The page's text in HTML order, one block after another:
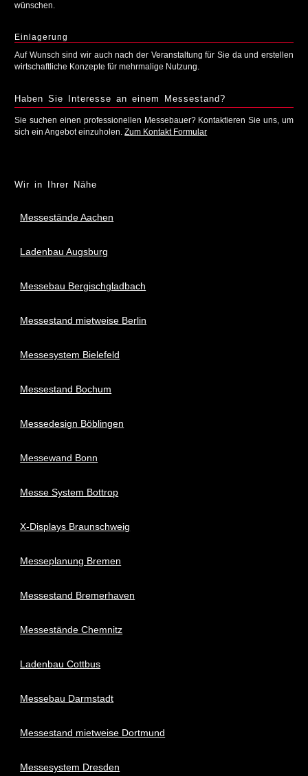
wünschen.
Einlagerung
Auf Wunsch sind wir auch nach der Veranstaltung für Sie da und erstellen
wirtschaftliche Konzepte für mehrmalige Nutzung.
Haben Sie Interesse an einem Messestand?
Sie suchen einen professionellen Messebauer? Kontaktieren Sie uns, um
sich ein Angebot einzuholen.Zum Kontakt Formular
Wir in Ihrer Nähe
Messestände Aachen
Ladenbau Augsburg
Messebau Bergischgladbach
Messestand mietweise Berlin
Messesystem Bielefeld
Messestand Bochum
Messedesign Böblingen
Messewand Bonn
Messe System Bottrop
X-Displays Braunschweig
Messeplanung Bremen
Messestand Bremerhaven
Messestände Chemnitz
Ladenbau Cottbus
Messebau Darmstadt
Messestand mietweise Dortmund
Messesystem Dresden